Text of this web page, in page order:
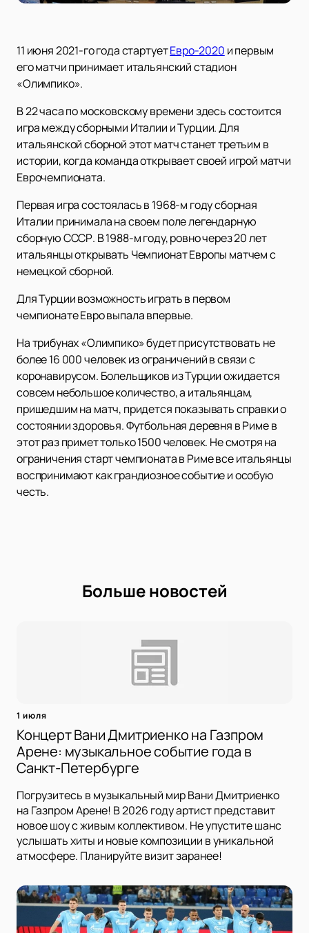
11 июня 2021-го года стартуетЕвро-2020 и первым
его матчи принимает итальянский стадион
«Олимпико».
В 22 часа по московскому времени здесь состоится
игра между сборными Италии и Турции. Для
итальянской сборной этот матч станет третьим в
истории, когда команда открывает своей игрой матчи
Еврочемпионата.
Первая игра состоялась в 1968-м году сборная
Италии принимала на своем поле легендарную
сборную СССР. В 1988-м году, ровно через 20 лет
итальянцы открывать Чемпионат Европы матчем с
немецкой сборной.
Для Турции возможность играть в первом
чемпионате Евро выпала впервые.
На трибунах «Олимпико» будет присутствовать не
более 16 000 человек из ограничений в связи с
коронавирусом. Болельщиков из Турции ожидается
совсем небольшое количество, а итальянцам,
пришедшим на матч, придется показывать справки о
состоянии здоровья. Футбольная деревня в Риме в
этот раз примет только 1500 человек. Не смотря на
ограничения старт чемпионата в Риме все итальянцы
воспринимают как грандиозное событие и особую
честь.
Больше новостей
1 июля
Концерт Вани Дмитриенко на Газпром
Арене: музыкальное событие года в
Санкт-Петербурге
Погрузитесь в музыкальный мир Вани Дмитриенко
на Газпром Арене! В 2026 году артист представит
новое шоу с живым коллективом. Не упустите шанс
услышать хиты и новые композиции в уникальной
атмосфере. Планируйте визит заранее!